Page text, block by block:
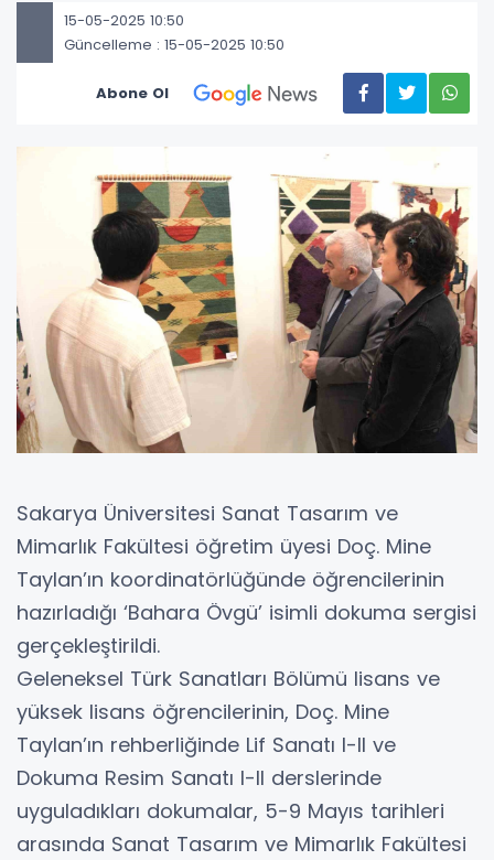
15-05-2025 10:50
Güncelleme : 15-05-2025 10:50
Abone Ol
Sakarya Üniversitesi Sanat Tasarım ve
Mimarlık Fakültesi öğretim üyesi Doç. Mine
Taylan’ın koordinatörlüğünde öğrencilerinin
hazırladığı ‘Bahara Övgü’ isimli dokuma sergisi
gerçekleştirildi.
Geleneksel Türk Sanatları Bölümü lisans ve
yüksek lisans öğrencilerinin, Doç. Mine
Taylan’ın rehberliğinde Lif Sanatı I-II ve
Dokuma Resim Sanatı I-II derslerinde
uyguladıkları dokumalar, 5-9 Mayıs tarihleri
arasında Sanat Tasarım ve Mimarlık Fakültesi